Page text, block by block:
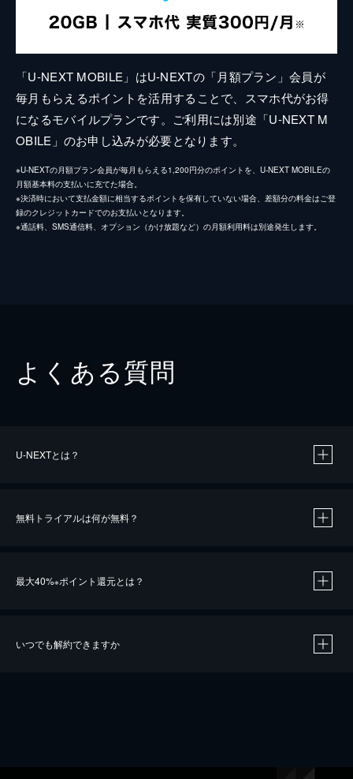
「U-NEXT MOBILE」はU-NEXTの「月額プラン」会員が
毎月もらえるポイントを活用することで、スマホ代がお得
になるモバイルプランです。ご利用には別途「U-NEXT M
OBILE」のお申し込みが必要となります。
※U-NEXTの月額プラン会員が毎月もらえる1,200円分のポイントを、U-NEXT MOBILEの
月額基本料の支払いに充てた場合。
※決済時において支払金額に相当するポイントを保有していない場合、差額分の料金はご登
録のクレジットカードでのお支払いとなります。
※通話料、SMS通信料、オプション（かけ放題など）の月額利用料は別途発生します。
よくある質問
U-NEXTとは？
無料トライアルは何が無料？
最大40%※ポイント還元とは？
いつでも解約できますか